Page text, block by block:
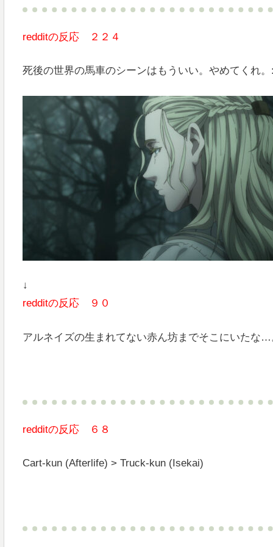
redditの反応 ２２４
死後の世界の馬車のシーンはもういい。やめてくれ
↓
redditの反応 ９０
アルネイズの生まれてない赤ん坊までそこにいたな…
redditの反応 ６８
Cart-kun (Afterlife) > Truck-kun (Isekai)